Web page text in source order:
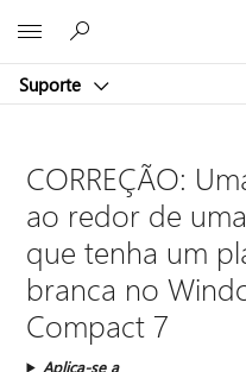
Suporte
CORREÇÃO:
ao redor de
que tenha um
branca no
Compact 7
Aplica-se a